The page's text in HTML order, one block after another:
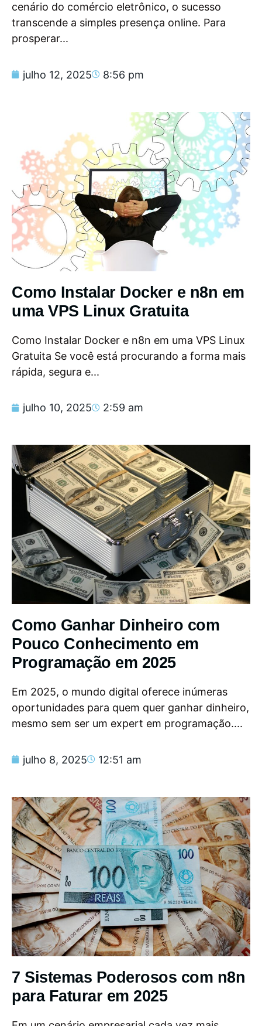
cenário do comércio eletrônico, o sucesso
transcende a simples presença online. Para
prosperar...
julho 12, 2025 8:56 pm
Como Instalar Docker e n8n em
uma VPS Linux Gratuita
Como Instalar Docker e n8n em uma VPS Linux
Gratuita Se você está procurando a forma mais
rápida, segura e...
julho 10, 2025 2:59 am
Como Ganhar Dinheiro com
Pouco Conhecimento em
Programação em 2025
Em 2025, o mundo digital oferece inúmeras
oportunidades para quem quer ganhar dinheiro,
mesmo sem ser um expert em programação....
julho 8, 2025 12:51 am
7 Sistemas Poderosos com n8n
para Faturar em 2025